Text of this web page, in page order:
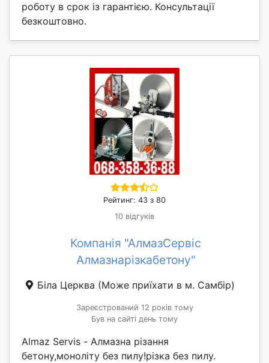
роботу в срок із гарантією. Консультації
безкоштовно.
Рейтинг: 43 з 80
10 відгуків
Компанія "АлмазСервіс
Алмазнарізкабетону"
Біла Церква (Може приїхати в м. Самбір)
Зареєстрований 12 років тому
Був на сайті день тому
Almaz Servis - Алмазна різання
бетону,моноліту без пилу!різка без пилу.